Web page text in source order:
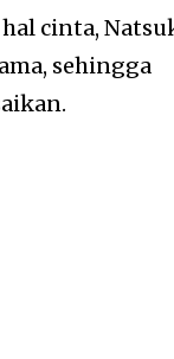
cinta,
sehingga